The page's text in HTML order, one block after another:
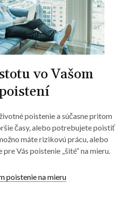
vo Vašom
poistenie a súčasne pritom
časy, alebo potrebujete poistiť
máte rizikovú prácu, alebo
Vás poistenie „šité“ na mieru.
poistenie na mieru